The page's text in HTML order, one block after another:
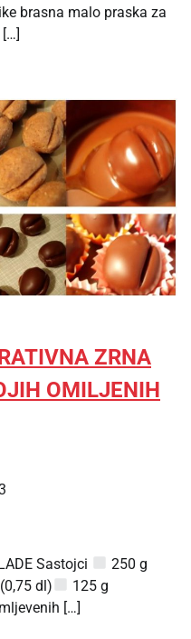
brasna malo praska za
ZRNA
OMILJENIH
Sastojci
250 g
dl)
125 g
[…]